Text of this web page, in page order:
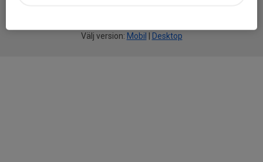
Välj version: Mobil Desktop